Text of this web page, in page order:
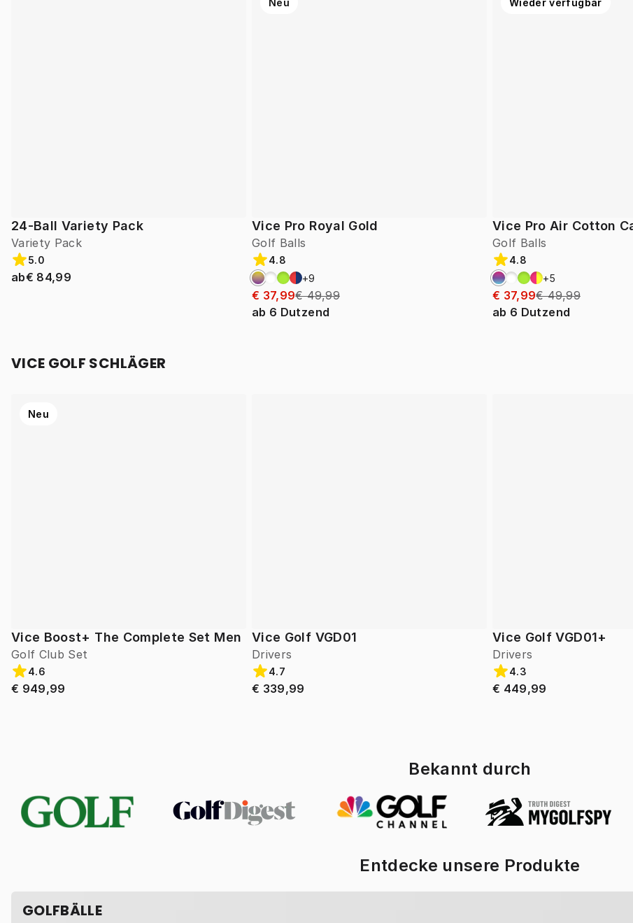
24-Ball Variety Pack
Variety Pack
5.0
ab€ 84,99
Vice Pro Royal Gold
Golf Balls
Neu
4.8
+9
€ 37,99€ 49,99
ab 6 Dutzend
Vice Pro Air Cotton
Golf Balls
Wieder verfügbar
4.8
+5
€ 37,99€ 49,99
ab 6 Dutzend
VICE GOLF SCHLÄGER
Vice Boost+ The Complete Set Men
Golf Club Set
Neu
4.6
€ 949,99
Vice Golf VGD01
Drivers
4.7
€ 339,99
Vice Golf VGD01+
Drivers
4.3
€ 449,99
Bekannt durch
Entdecke unsere Produkte
GOLFBÄLLE